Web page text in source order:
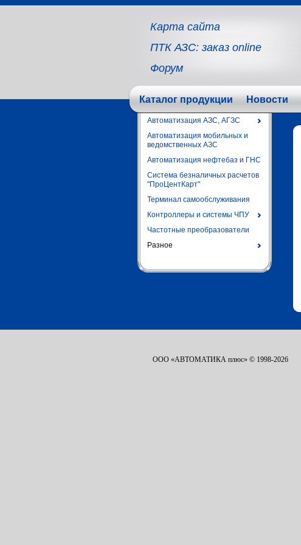
Карта сайта
ПТК АЗС: заказ online
Форум
Каталог продукции Новости
Автоматизация АЗС, АГЗС
Автоматизация мобильных и
ведомственных АЗС
Автоматизация нефтебаз и ГНС
Система безналичных расчетов
"ПроЦентКарт"
Терминал самообслуживания
Контроллеры и системы ЧПУ
Частотные преобразователи
Разное
ООО «АВТОМАТИКА плюс» © 1998-2026